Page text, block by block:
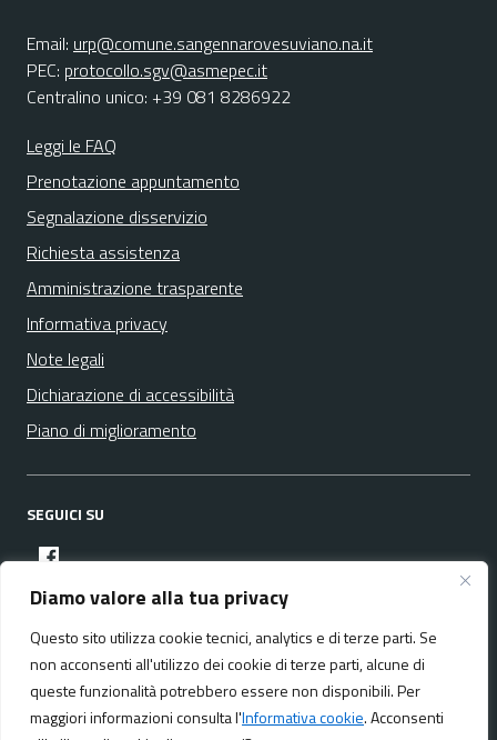
Diamo valore alla tua privacy
Questo sito utilizza cookie tecnici, analytics e di terze parti. Se
non acconsenti all'utilizzo dei cookie di terze parti, alcune di
queste funzionalità potrebbero essere non disponibili. Per
maggiori informazioni consulta l'Informativa cookie. Acconsenti
Email: urp@comune.sangennarovesuviano.na.it
PEC: protocollo.sgv@asmepec.it
Centralino unico: +39 081 8286922
Leggi le FAQ
Prenotazione appuntamento
Segnalazione disservizio
Richiesta assistenza
Amministrazione trasparente
Informativa privacy
Note legali
Dichiarazione di accessibilità
Piano di miglioramento
SEGUICI SU
facebook
Media policy Mappa del sito